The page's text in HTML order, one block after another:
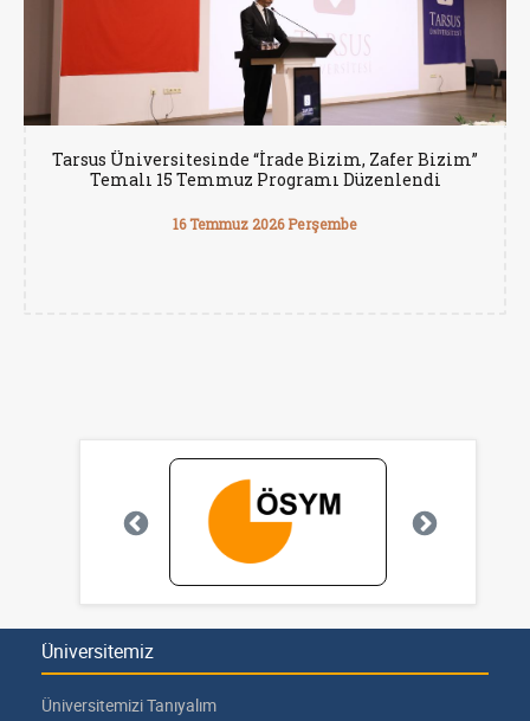
Tarsus Üniversitesinde “İrade Bizim, Zafer Bizim”
Temalı 15 Temmuz Programı Düzenlendi
16 Temmuz 2026 Perşembe
Üniversitemiz
Üniversitemizi Tanıyalım